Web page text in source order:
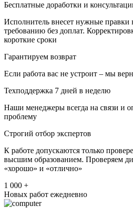
Бесплатные доработки и
Исполнитель внесет нужные правки
требованию без доплат.
короткие сроки
Гарантируем возврат
Если работа вас не устроит – мы
Техподдержка 7 дней в неделю
Наши менеджеры всегда на связи и
проблему
Строгий отбор экспертов
К работе допускаются только
высшим образованием. Проверяем
«хорошо» и «отлично»
1 000 +
Новых работ ежедневно